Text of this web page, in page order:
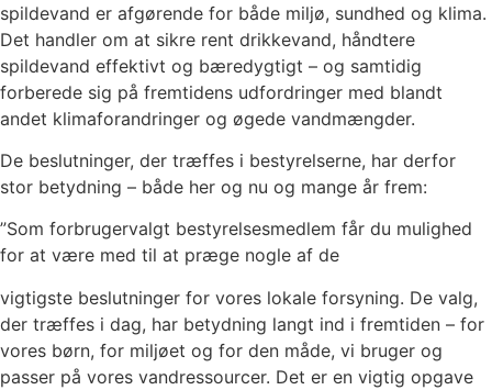
spildevand er afgørende for både miljø, sundhed og klima.
Det handler om at sikre rent drikkevand, håndtere
spildevand effektivt og bæredygtigt – og samtidig
forberede sig på fremtidens udfordringer med blandt
andet klimaforandringer og øgede vandmængder.
De beslutninger, der træffes i bestyrelserne, har derfor
stor betydning – både her og nu og mange år frem:
”Som forbrugervalgt bestyrelsesmedlem får du mulighed
for at være med til at præge nogle af de
vigtigste beslutninger for vores lokale forsyning. De valg,
der træffes i dag, har betydning langt ind i fremtiden – for
vores børn, for miljøet og for den måde, vi bruger og
passer på vores vandressourcer. Det er en vigtig opgave